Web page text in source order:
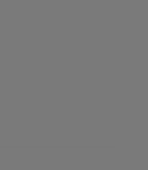
het horloge, kan u steeds
besteld worden zoals bv een
steeds